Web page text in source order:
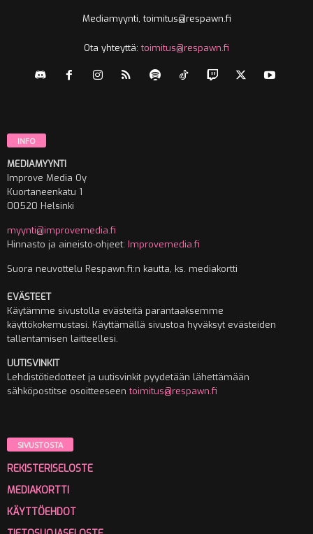
Mediamyynti, toimitus@respawn.fi
Ota yhteyttä:toimitus@respawn.fi
INFO
MEDIAMYYNTI
Improve Media Oy
Kuortaneenkatu 1
00520 Helsinki
myynti@improvemedia.fi
Hinnasto ja aineisto-ohjeet: Improvemedia.fi
Suora neuvottelu Respawn.fi:n kautta, ks. mediakortti
EVÄSTEET
Käytämme sivustolla evästeitä parantaaksemme
käyttökokemustasi. Käyttämällä sivustoa hyväksyt evästeiden
tallentamisen laitteellesi.
UUTISVINKIT
Lehdistötiedotteet ja uutisvinkit pyydetään lähettämään
sähköpostitse osoitteeseentoimitus@respawn.fi
SIVUSTOSTA
REKISTERISELOSTE
MEDIAKORTTI
KÄYTTÖEHDOT